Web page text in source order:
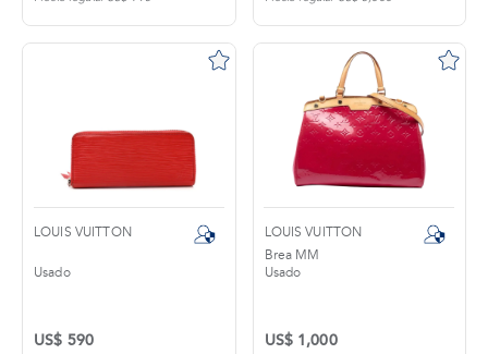
LOUIS VUITTON
Usado
US$ 590
LOUIS VUITTON
Brea MM
Usado
US$ 1,000